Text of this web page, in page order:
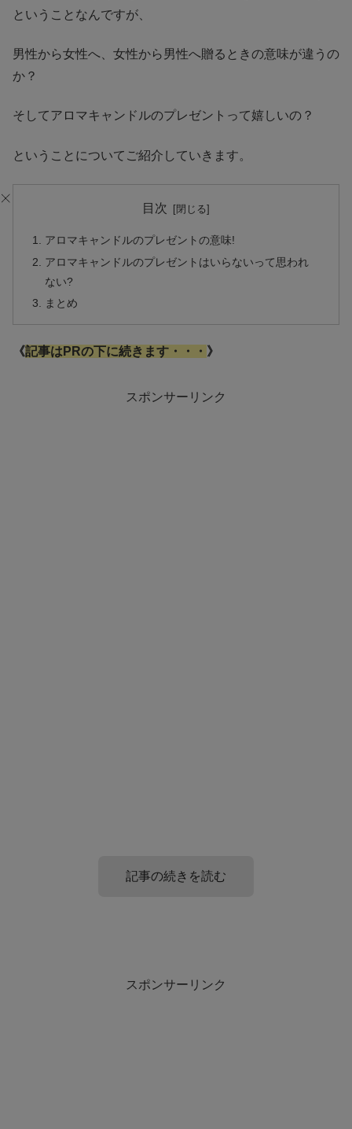
ということなんですが、
男性から女性へ、女性から男性へ贈るときの意味が違うの
か？
そしてアロマキャンドルのプレゼントって嬉しいの？
ということについてご紹介していきます。
目次
アロマキャンドルのプレゼントの意味!
アロマキャンドルのプレゼントはいらないって思われ
ない?
まとめ
《記事はPRの下に続きます・・・ 》
スポンサーリンク
記事の続きを読む
スポンサーリンク